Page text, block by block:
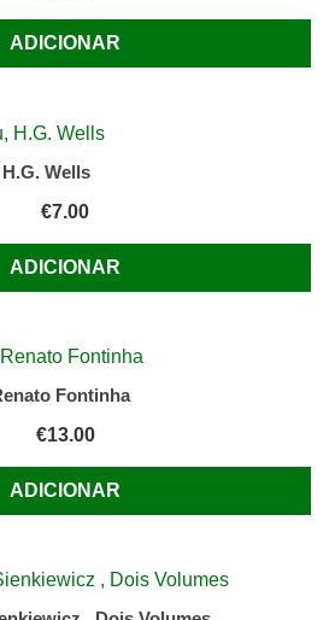
ADICIONAR
Wells
€7.00
ADICIONAR
Fontinha
€13.00
ADICIONAR